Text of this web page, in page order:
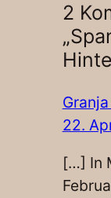
2
22.
[…] In